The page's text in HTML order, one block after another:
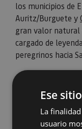
los municipios de
Auritz/Burguete y
gran valor
cargado de
peregrinos hacia
Ese
La
usuario